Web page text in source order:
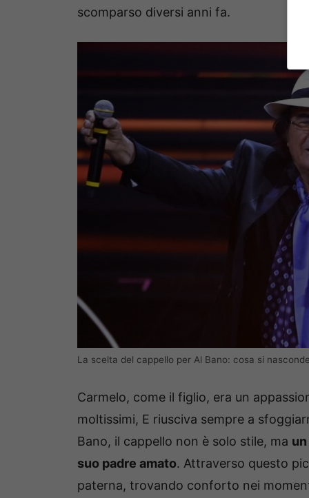
scomparso diversi anni fa.
La scelta del cappello per Al Bano: cosa si
Carmelo, come il figlio, era un
moltissimi, E riusciva sempre a
Bano, il cappello non è solo stile, ma
suo padre amato. Attraverso questo
paterna, trovando conforto nei